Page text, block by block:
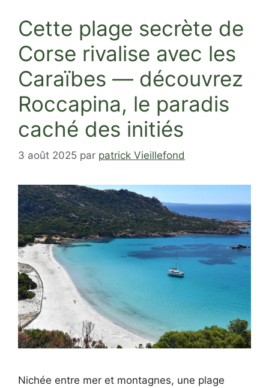
Cette plage secrète de
Corse rivalise avec les
Caraïbes — découvrez
Roccapina, le paradis
caché des initiés
3 août 2025 par patrick Vieillefond
Nichée entre mer et montagnes, une plage